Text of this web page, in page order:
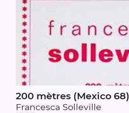
200 mètres (Mexico 68)
Francesca Solleville